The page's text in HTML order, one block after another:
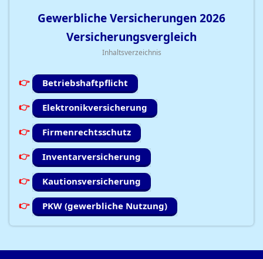
Gewerbliche Versicherungen 2026
Versicherungsvergleich
Inhaltsverzeichnis
Betriebshaftpflicht
Elektronikversicherung
Firmenrechtsschutz
Inventarversicherung
Kautionsversicherung
PKW (gewerbliche Nutzung)